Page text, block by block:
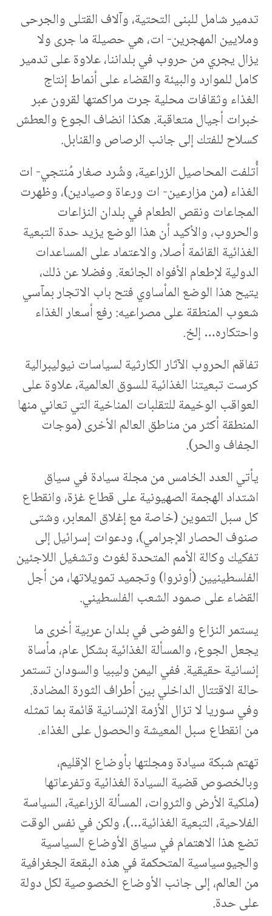
تدمير شامل للبنى التحتية، وآلاف القتلى والجرحى
وملايين المهجرين- ات، هي حصيلة ما جرى ولا
يزال يجري من حروب في بلداننا، علاوة على تدمير
كامل للموارد والبيئة والقضاء على أنماط إنتاج
الغذاء وثقافات محلية جرت مراكمتها لقرون عبر
خبرات أجيال متعاقبة. هكذا انضاف الجوع والعطش
كسلاح للفتك إلى جانب الرصاص والقنابل.
أُتلفت المحاصيل الزراعية، وشُرد صغار مُنتجي- ات
الغذاء (من مزارعين- ات ورعاة وصيادين)، وظهرت
المجاعات ونقص الطعام في بلدان النزاعات
والحروب، والأكيد أن هذا الوضع يزيد حدة التبعية
الغذائية القائمة أصلا، والاعتماد على المساعدات
الدولية لإطعام الأفواه الجائعة. وفضلا عن ذلك،
يتيح هذا الوضع المأساوي فتح باب الاتجار بمآسي
شعوب المنطقة على مصراعيه: رفع أسعار الغذاء
واحتكاره… إلخ.
تفاقم الحروب الآثار الكارثية لسياسات نيوليبرالية
كرست تبعيتنا الغذائية للسوق العالمية، علاوة على
العواقب الوخيمة للتقلبات المناخية التي تعاني منها
المنطقة أكثر من مناطق العالم الأخرى (موجات
الجفاف والحر).
يأتي العدد الخامس من مجلة سيادة في سياق
اشتداد الهجمة الصهيونية على قطاع غزة، وانقطاع
كل سبل التموين (خاصة مع إغلاق المعابر، وشتى
صنوف الحصار الإجرامي)، ودعوات إسرائيل إلى
تفكيك وكالة الأمم المتحدة لغوث وتشغيل اللاجئين
الفلسطينيين (أونروا) وتجميد تمويلاتها، من أجل
القضاء على صمود الشعب الفلسطيني.
يستمر النزاع والفوضى في بلدان عربية أخرى ما
يجعل الجوع، والمسألة الغذائية بشكل عام، مأساة
إنسانية حقيقية. ففي اليمن وليبيا والسودان تستمر
حالة الاقتتال الداخلي بين أطراف الثورة المضادة.
وفي سوريا لا تزال الأزمة الإنسانية قائمة بما تمثله
من انقطاع سبل المعيشة والحصول على الغذاء.
تهتم شبكة سيادة ومجلتها بأوضاع الإقليم،
وبالخصوص قضية السيادة الغذائية وتفرعاتها
(ملكية الأرض والثروات، المسألة الزراعية، السياسة
الفلاحية، التبعية الغذائية…)، ولكن في نفس الوقت
تضع هذا الاهتمام في سياق الأوضاع السياسية
والجيوسياسية المتحكمة في هذه البقعة الجغرافية
من العالم، إلى جانب الأوضاع الخصوصية لكل دولة
على حدة.